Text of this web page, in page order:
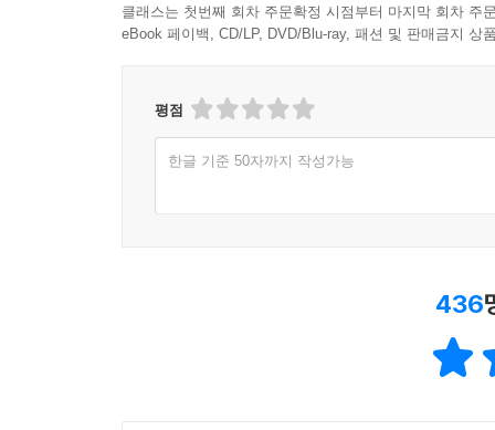
클래스는 첫번째 회차 주문확정 시점부터 마지막 회차 주
eBook 페이백, CD/LP, DVD/Blu-ray, 패션 및 판매금지 상
평점
한글 기준 50자까지 작성가능
436